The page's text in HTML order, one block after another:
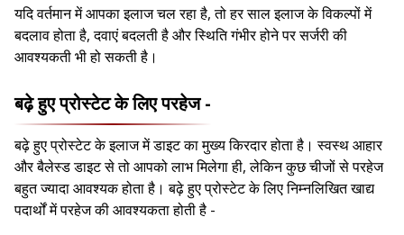
यदि वर्तमान में आपका इलाज चल रहा है, तो हर साल इलाज के विकल्पों में
बदलाव होता है, दवाएं बदलती है और स्थिति गंभीर होने पर सर्जरी की
आवश्यकती भी हो सकती है।
बढ़े हुए प्रोस्टेट के लिए परहेज -
बढ़े हुए प्रोस्टेट के इलाज में डाइट का मुख्य किरदार होता है। स्वस्थ आहार
और बैलेस्ड डाइट से तो आपको लाभ मिलेगा ही, लेकिन कुछ चीजों से परहेज
बहुत ज्यादा आवश्यक होता है। बढ़े हुए प्रोस्टेट के लिए निम्नलिखित खाद्य
पदार्थों में परहेज की आवश्यकता होती है -